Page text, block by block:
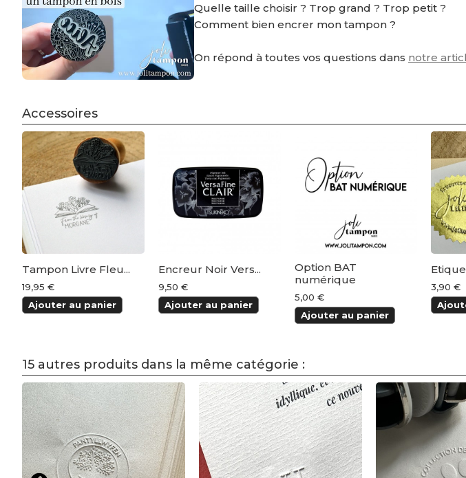
Quelle taille choisir ? Trop grand ? Trop petit ?
Comment bien encrer mon tampon ?
On répond à toutes vos questions dans notre
Accessoires
Tampon Livre Fleu...
19,95 €
Ajouter au panier
Encreur Noir Vers...
9,50 €
Ajouter au panier
Option BAT
numérique
5,00 €
Ajouter au panier
3,90 €
15 autres produits dans la même catégorie :